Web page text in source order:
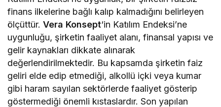
finans ilkelerine bağlı kalıp kalmadığını belirleyen
ölçüttür.Vera Konsept‘in Katılım Endeksi’ne
uygunluğu, şirketin faaliyet alanı, finansal yapısı ve
gelir kaynakları dikkate alınarak
değerlendirilmektedir. Bu kapsamda şirketin faiz
geliri elde edip etmediği, alkollü içki veya kumar
gibi haram sayılan sektörlerde faaliyet gösterip
göstermediği önemli kıstaslardır. Son yapılan